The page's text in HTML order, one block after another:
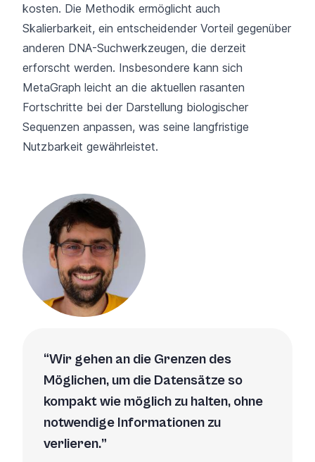
kosten. Die Methodik ermöglicht auch
Skalierbarkeit, ein entscheidender Vorteil gegenüber
anderen DNA-Suchwerkzeugen, die derzeit
erforscht werden. Insbesondere kann sich
MetaGraph leicht an die aktuellen rasanten
Fortschritte bei der Darstellung biologischer
Sequenzen anpassen, was seine langfristige
Nutzbarkeit gewährleistet.
Wir gehen an die Grenzen des
Möglichen, um die Datensätze so
kompakt wie möglich zu halten, ohne
notwendige Informationen zu
verlieren.